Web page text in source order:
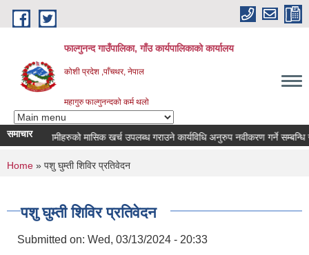
Skip to main content
फाल्गुनन्द गाउँपालिका, गाँउ कार्यपालिकाको कार्यालय
कोशी प्रदेश ,पाँचथर, नेपाल
महागुरु फाल्गुनन्दको कर्म थलो
समाचार
रोगका विरामीहरुको मासिक खर्च उपलब्ध गराउने कार्यविधि अनुरुप नवीकरण गर्ने सम्बन्धि
You are here
Home » पशु घुम्ती शिविर प्रतिवेदन
पशु घुम्ती शिविर प्रतिवेदन
Submitted on: Wed, 03/13/2024 - 20:33